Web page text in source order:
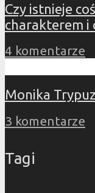
Czy istnieje
charakterem i
4 komentarze
Monika
3 komentarze
Tagi